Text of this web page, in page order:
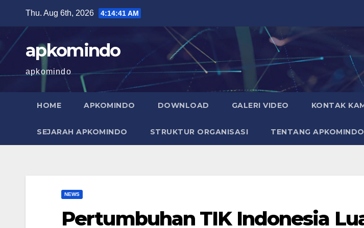
content
Thu. Aug 6th, 2026 4:14:42 AM
apkomindo
apkomindo
HOME APKOMINDO DOWNLOAD GALERI VIDEO KONTAK
SEJARAH APKOMINDO STRUKTUR ORGANISASI TENTANG APKOMINDO
NEWS
Pertumbuhan TIK Indonesia